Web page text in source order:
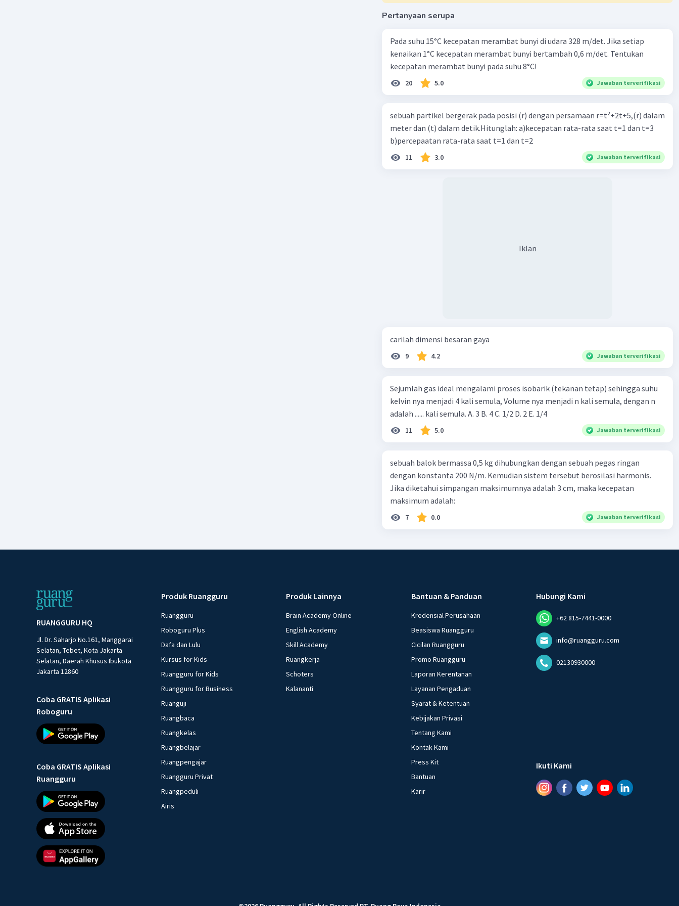
Iklan
Pertanyaan serupa
Pada suhu 15°C kecepatan merambat bunyi di udara 328 m/det. Jika setiap
kenaikan 1°C kecepatan merambat bunyi bertambah 0,6 m/det. Tentukan
kecepatan merambat bunyi pada suhu 8°C!
20 5.0 Jawaban terverifikasi
sebuah partikel bergerak pada posisi (r) dengan persamaan r=t²+2t+5,(r) dalam
meter dan (t) dalam detik.Hitunglah: a)kecepatan rata-rata saat t=1 dan t=3
b)percepaatan rata-rata saat t=1 dan t=2
11 3.0 Jawaban terverifikasi
Iklan
carilah dimensi besaran gaya
9 4.2 Jawaban terverifikasi
Sejumlah gas ideal mengalami proses isobarik (tekanan tetap) sehingga suhu
kelvin nya menjadi 4 kali semula, Volume nya menjadi n kali semula, dengan n
adalah ...... kali semula. A. 3 B. 4 C. 1/2 D. 2 E. 1/4
11 5.0 Jawaban terverifikasi
sebuah balok bermassa 0,5 kg dihubungkan dengan sebuah pegas ringan
dengan konstanta 200 N/m. Kemudian sistem tersebut berosilasi harmonis.
Jika diketahui simpangan maksimumnya adalah 3 cm, maka kecepatan
maksimum adalah:
7 0.0 Jawaban terverifikasi
RUANGGURU HQ
Jl. Dr. Saharjo No.161, Manggarai
Selatan, Tebet, Kota Jakarta
Selatan, Daerah Khusus Ibukota
Jakarta 12860
Coba GRATIS Aplikasi
Roboguru
Coba GRATIS Aplikasi
Ruangguru
Produk Ruangguru
Ruangguru
Roboguru Plus
Dafa dan Lulu
Kursus for Kids
Ruangguru for Kids
Ruangguru for Business
Ruanguji
Ruangbaca
Ruangkelas
Ruangbelajar
Ruangpengajar
Ruangguru Privat
Ruangpeduli
Airis
Produk Lainnya
Brain Academy Online
English Academy
Skill Academy
Ruangkerja
Schoters
Kalananti
Bantuan & Panduan
Kredensial Perusahaan
Beasiswa Ruangguru
Cicilan Ruangguru
Promo Ruangguru
Laporan Kerentanan
Layanan Pengaduan
Syarat & Ketentuan
Kebijakan Privasi
Tentang Kami
Kontak Kami
Press Kit
Bantuan
Karir
Hubungi Kami
+62 815-7441-0000
info@ruangguru.com
02130930000
Ikuti Kami